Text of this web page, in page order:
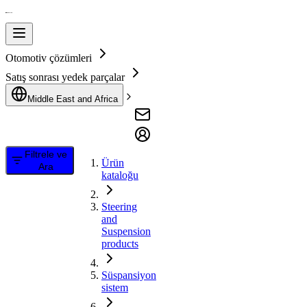
Otomotiv çözümleri
Satış sonrası yedek parçalar
Middle East and Africa
Filtrele ve
Ara
Ürün
kataloğu
Steering
and
Suspension
products
Süspansiyon
sistem